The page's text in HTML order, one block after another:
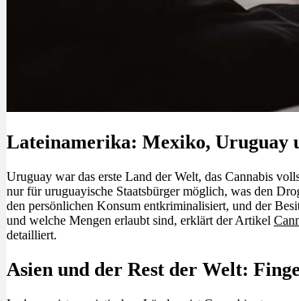
Lateinamerika: Mexiko, Uruguay
Uruguay war das erste Land der Welt, das Cannabis
nur für uruguayische Staatsbürger möglich, was den
den persönlichen Konsum entkriminalisiert, und der
und welche Mengen erlaubt sind, erklärt der Artikel
detailliert.
Asien und der Rest der Welt: